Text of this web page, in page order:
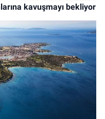
kavuşmayı bekliyor